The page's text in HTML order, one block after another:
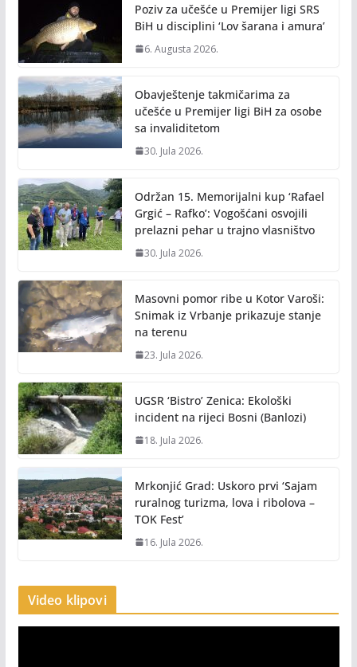
Poziv za učešće u Premijer ligi SRS
BiH u disciplini ‘Lov šarana i amura’
6. Augusta 2026.
Obavještenje takmičarima za
učešće u Premijer ligi BiH za osobe
sa invaliditetom
30. Jula 2026.
Održan 15. Memorijalni kup ‘Rafael
Grgić – Rafko’: Vogošćani osvojili
prelazni pehar u trajno vlasništvo
30. Jula 2026.
Masovni pomor ribe u Kotor Varoši:
Snimak iz Vrbanje prikazuje stanje
na terenu
23. Jula 2026.
UGSR ‘Bistro’ Zenica: Ekološki
incident na rijeci Bosni (Banlozi)
18. Jula 2026.
Mrkonjić Grad: Uskoro prvi ‘Sajam
ruralnog turizma, lova i ribolova –
TOK Fest’
16. Jula 2026.
Video klipovi